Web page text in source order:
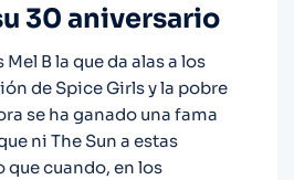
30 aniversario
B la que da alas a los
de Spice Girls y la pobre
se ha ganado una fama
ni The Sun a estas
que cuando, en los